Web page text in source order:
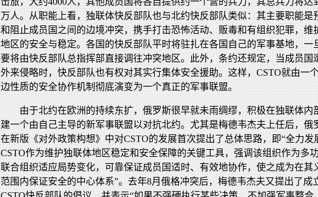
万人。从职能上看，独联体快反部队也与北约快反部队类似：其主要职能是
和阻止成员国之间的边境冲突，携手打击恐怖活动、贩毒和有组织犯罪，维
地区的安全与稳定。各国的快反部队平时将驻扎在各国自己的军事基地，一
要将由快反部队总指挥部直接调往冲突地区。此外，条约还规定，当成员国
外来侵略时，快反部队也有权对其实行集体安全援助。这样，CSTO就由一
边性质的安全协作机制彻底演变为一个真正的军事联盟。
由于北约在欧洲的持续东扩，俄罗斯很早就未雨绸缪，积极在独联体内
建一个由自己主导的新军事联盟以对抗北约。尤其是梅德韦杰夫上任后，俄
在新版《对外政策构想》中对CSTO的发展首次提出了总体思路，即“全力发
CSTO作为维护独联体地区稳定和安全保障的关键工具，强调该组织作为多
联合组织适应局势变化，可靠保证成员国适时、有效地协作，使之成为在其
范围内保证安全的中心体系”。去年8月俄格冲突后，梅德韦杰夫又提出了成